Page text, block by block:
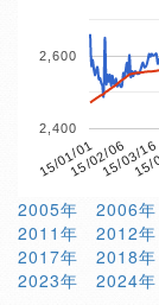
15/01/0115/02/0615/03/16
2,400
2,600
2005年 2006年
2011年
2012年
2017年
2018年
2023年
2024年